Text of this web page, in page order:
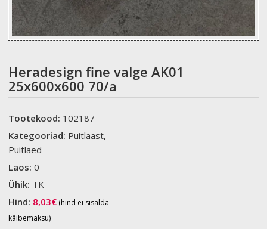
Heradesign fine valge AK01
25x600x600 70/a
Tootekood: 102187
Kategooriad: Puitlaast,
Puitlaed
Laos:0
Ühik: TK
Hind: 8,03€ (hind ei sisalda
käibemaksu)